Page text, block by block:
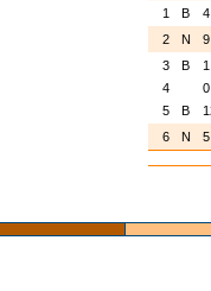
1
B 4
2
N 9
3
B 1
4
0
5
B
6
N 5